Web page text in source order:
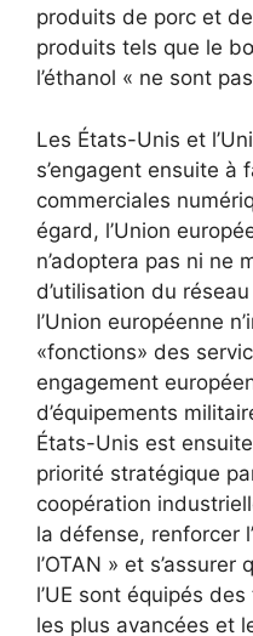
produits de porc et
produits tels que le
l’éthanol « ne sont
Les États-Unis et
s’engagent ensuite à
commerciales
égard, l’Union
n’adoptera pas ni ne
d’utilisation du
l’Union européenne
«fonctions» des
engagement
d’équipements
États-Unis est
priorité stratégique
coopération
la défense, renforcer
l’OTAN » et
l’UE sont équipés
les plus avancées et